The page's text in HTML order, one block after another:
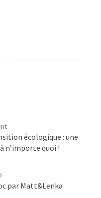
écologique : une
n’importe quoi !
par Matt&Lenka